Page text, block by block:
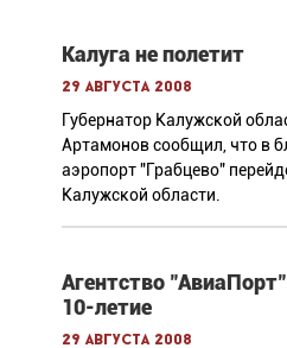
Калуга не полетит
29 августа 2008
Губернатор Калужской
Артамонов сообщил, что в
аэропорт "Грабцево"
Калужской области.
Агентство
10-летие
29 августа 2008